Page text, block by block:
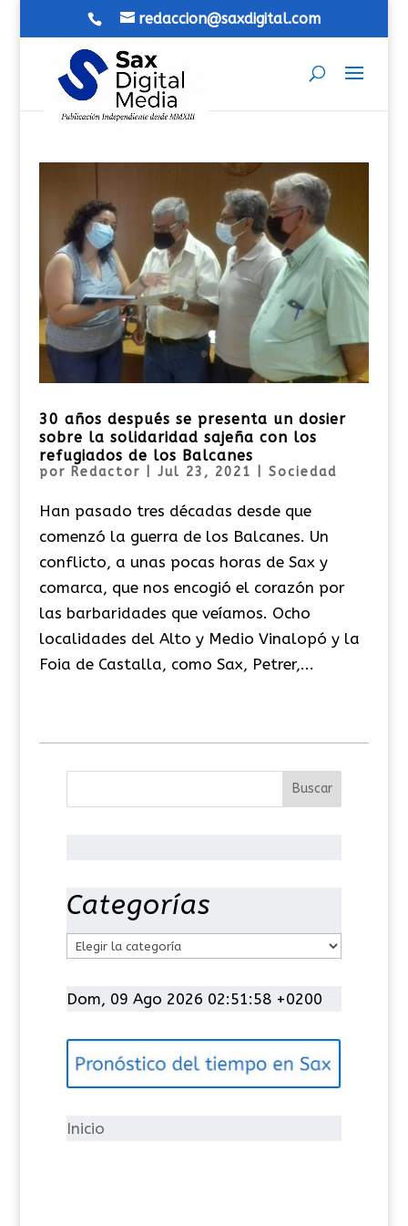
redaccion@saxdigital.com
30 años después se presenta un dosier
sobre la solidaridad sajeña con los
refugiados de los Balcanes
por Redactor Jul 23, 2021 Sociedad
Han pasado tres décadas desde que
comenzó la guerra de los Balcanes. Un
conflicto, a unas pocas horas de Sax y
comarca, que nos encogió el corazón por
las barbaridades que veíamos. Ocho
localidades del Alto y Medio Vinalopó y la
Foia de Castalla, como Sax, Petrer,...
Categorías
t
g
í
Dom, 09 Ago 2026 02:51:59 +0200
Inicio